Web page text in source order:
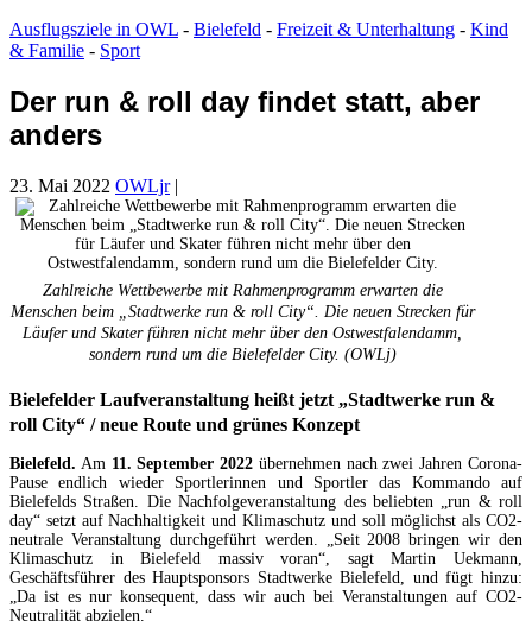
Ausflugsziele in OWL - Bielefeld - Freizeit & Unterhaltung - Kind
& Familie - Sport
Der run & roll day findet statt, aber
anders
23. Mai 2022 OWLjr |
Zahlreiche Wettbewerbe mit Rahmenprogramm erwarten die
Menschen beim „Stadtwerke run & roll City“. Die neuen Strecken für
Läufer und Skater führen nicht mehr über den Ostwestfalendamm,
sondern rund um die Bielefelder City. (OWLj)
Bielefelder Laufveranstaltung heißt jetzt „Stadtwerke run &
roll City“ / neue Route und grünes Konzept
Bielefeld. Am 11. September 2022 übernehmen nach zwei Jahren Corona-
Pause endlich wieder Sportlerinnen und Sportler das Kommando auf
Bielefelds Straßen. Die Nachfolgeveranstaltung des beliebten „run & roll
day“ setzt auf Nachhaltigkeit und Klimaschutz und soll möglichst als CO2-
neutrale Veranstaltung durchgeführt werden. „Seit 2008 bringen wir den
Klimaschutz in Bielefeld massiv voran“, sagt Martin Uekmann,
Geschäftsführer des Hauptsponsors Stadtwerke Bielefeld, und fügt hinzu:
„Da ist es nur konsequent, dass wir auch bei Veranstaltungen auf CO2-
Neutralität abzielen.“